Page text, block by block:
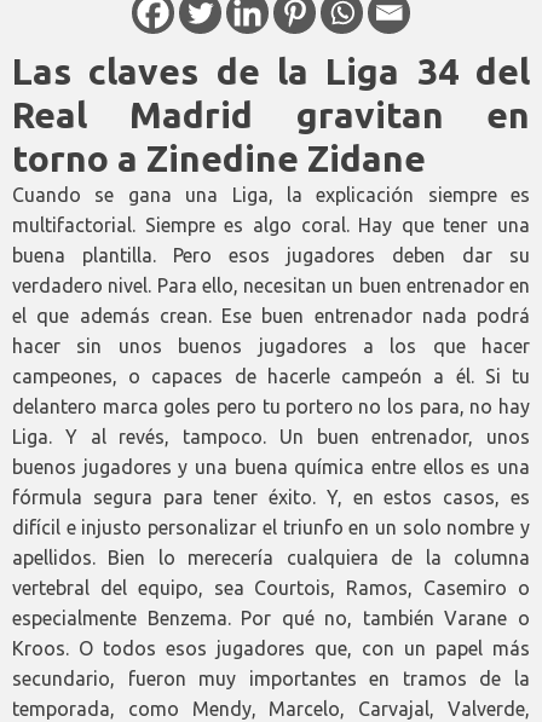
Las claves de la Liga 34 del
Real Madrid gravitan en
torno a Zinedine Zidane
Cuando se gana una Liga, la explicación siempre es
multifactorial. Siempre es algo coral. Hay que tener una
buena plantilla. Pero esos jugadores deben dar su
verdadero nivel. Para ello, necesitan un buen entrenador en
el que además crean. Ese buen entrenador nada podrá
hacer sin unos buenos jugadores a los que hacer
campeones, o capaces de hacerle campeón a él. Si tu
delantero marca goles pero tu portero no los para, no hay
Liga. Y al revés, tampoco. Un buen entrenador, unos
buenos jugadores y una buena química entre ellos es una
fórmula segura para tener éxito. Y, en estos casos, es
difícil e injusto personalizar el triunfo en un solo nombre y
apellidos. Bien lo merecería cualquiera de la columna
vertebral del equipo, sea Courtois, Ramos, Casemiro o
especialmente Benzema. Por qué no, también Varane o
Kroos. O todos esos jugadores que, con un papel más
secundario, fueron muy importantes en tramos de la
temporada, como Mendy, Marcelo, Carvajal, Valverde,